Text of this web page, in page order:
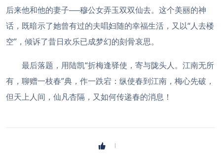
后来他和他的妻子──穆公女弄玉双双仙去。这个美丽的神
话，既暗示了她曾有过的夫唱妇随的幸福生活，又以“人去楼
空”，倾诉了昔日欢乐已成梦幻的刻骨哀思。
最后落题，用陆凯“折梅逢驿使，寄与陇头人。江南无所
有，聊赠一枝春”典，作一跌宕：纵使春到江南，梅心先破，
但天上人间，仙凡杏隔，又如何传递春的消息！